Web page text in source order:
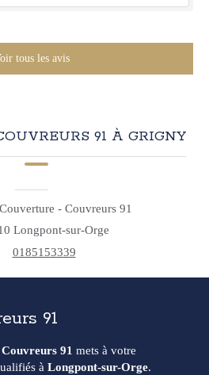
tous les avis
91 À GRIGNY
- Couvreurs 91
Longpont-sur-Orge
0185153339
91
91 mets à votre
à Longpont-sur-Orge.